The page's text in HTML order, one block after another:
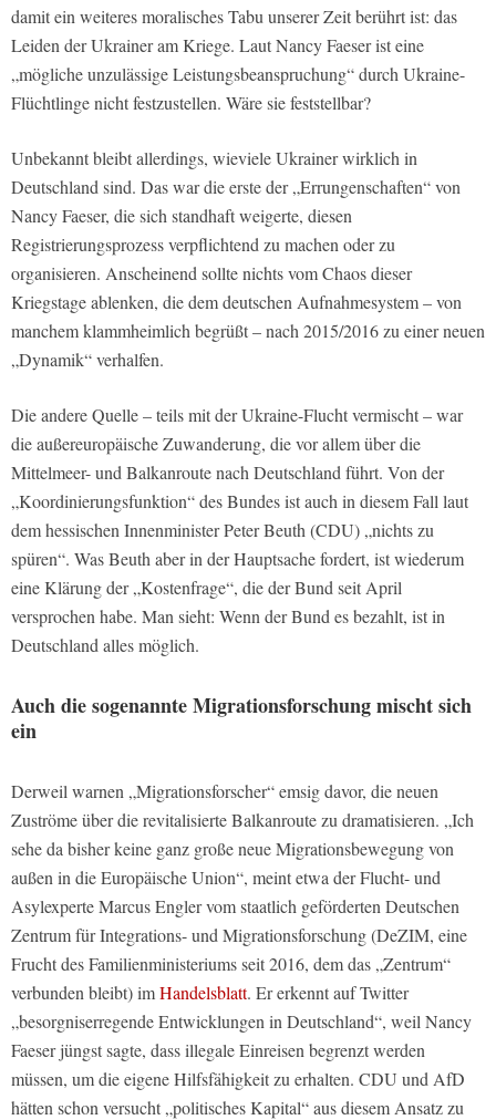
damit ein weiteres moralisches Tabu unserer Zeit berührt ist: das
Leiden der Ukrainer am Kriege. Laut Nancy Faeser ist eine
„mögliche unzulässige Leistungsbeanspruchung“ durch Ukraine-
Flüchtlinge nicht festzustellen. Wäre sie feststellbar?
Unbekannt bleibt allerdings, wieviele Ukrainer wirklich in
Deutschland sind. Das war die erste der „Errungenschaften“ von
Nancy Faeser, die sich standhaft weigerte, diesen
Registrierungsprozess verpflichtend zu machen oder zu
organisieren. Anscheinend sollte nichts vom Chaos dieser
Kriegstage ablenken, die dem deutschen Aufnahmesystem – von
manchem klammheimlich begrüßt – nach 2015/2016 zu einer neuen
„Dynamik“ verhalfen.
Die andere Quelle – teils mit der Ukraine-Flucht vermischt – war
die außereuropäische Zuwanderung, die vor allem über die
Mittelmeer- und Balkanroute nach Deutschland führt. Von der
„Koordinierungsfunktion“ des Bundes ist auch in diesem Fall laut
dem hessischen Innenminister Peter Beuth (CDU) „nichts zu
spüren“. Was Beuth aber in der Hauptsache fordert, ist wiederum
eine Klärung der „Kostenfrage“, die der Bund seit April
versprochen habe. Man sieht: Wenn der Bund es bezahlt, ist in
Deutschland alles möglich.
Auch die sogenannte Migrationsforschung mischt sich
ein
Derweil warnen „Migrationsforscher“ emsig davor, die neuen
Zuströme über die revitalisierte Balkanroute zu dramatisieren. „Ich
sehe da bisher keine ganz große neue Migrationsbewegung von
außen in die Europäische Union“, meint etwa der Flucht- und
Asylexperte Marcus Engler vom staatlich geförderten Deutschen
Zentrum für Integrations- und Migrationsforschung (DeZIM, eine
Frucht des Familienministeriums seit 2016, dem das „Zentrum“
verbunden bleibt) imHandelsblatt. Er erkennt auf Twitter
„besorgniserregende Entwicklungen in Deutschland“, weil Nancy
Faeser jüngst sagte, dass illegale Einreisen begrenzt werden
müssen, um die eigene Hilfsfähigkeit zu erhalten. CDU und AfD
hätten schon versucht „politisches Kapital“ aus diesem Ansatz zu